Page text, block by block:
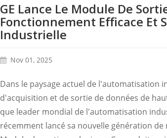
GE Lance Le Module De
Fonctionnement Efficace Et
Industrielle
Nov 01, 2025
Dans le paysage actuel de l'automatisation
d'acquisition et de sortie de données de
que leader mondial de l'automatisation
récemment lancé sa nouvelle génération